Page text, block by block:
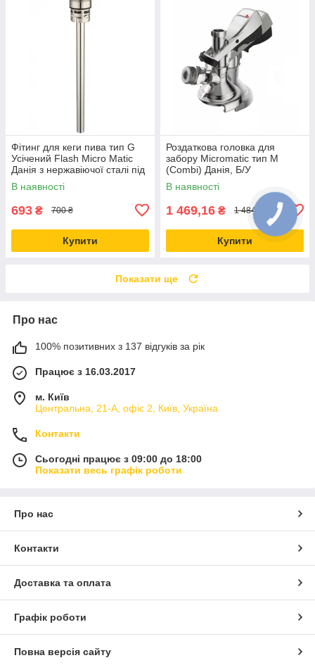
Фітинг для кеги пива тип G
Усічений Flash Micro Matic
Данія з нержавіючої сталі під
кег DIN та Euro Б/У
В наявності
693 ₴ 700 ₴
Купити
Роздаткова головка для
забору Micromatic тип M
(Combi) Данія, Б/У
В наявності
1 469,16 ₴ 1 484 ₴
Купити
Показати ще
Про нас
100% позитивних з 137 відгуків за рік
Працює з 16.03.2017
м. Київ
Центральна, 21-А, офіс 2, Київ, Україна
Контакти
Сьогодні працює з 09:00 до 18:00
Показати весь графік роботи
Про нас
Контакти
Доставка та оплата
Графік роботи
Повна версія сайту